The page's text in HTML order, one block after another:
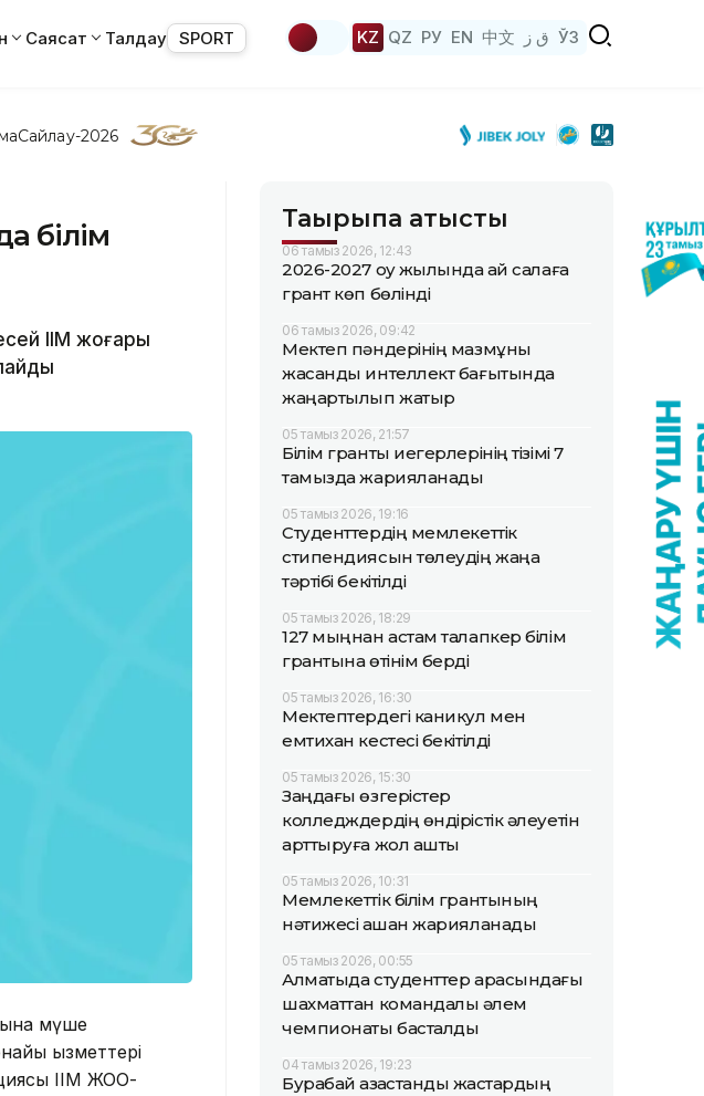
Саясат Талдау SPORT KZ QZ РУ EN 中文 ق ز ЎЗ
Сайлау-2026
білім
ІІМ жоғары
мүше
қызметтері
ІІМ ЖОО-
Тақырыпқа қатысты
06 тамыз 2026, 12:43
2026-2027 оқу жылында қай салаға
грант көп бөлінді
06 тамыз 2026, 09:42
Мектеп пәндерінің мазмұны
жасанды интеллект бағытында
жаңартылып жатыр
05 тамыз 2026, 21:57
Білім гранты иегерлерінің тізімі 7
тамызда жарияланады
05 тамыз 2026, 19:16
Студенттердің мемлекеттік
стипендиясын төлеудің жаңа
тәртібі бекітілді
05 тамыз 2026, 18:29
127 мыңнан астам талапкер білім
грантына өтінім берді
05 тамыз 2026, 16:30
Мектептердегі каникул мен
емтихан кестесі бекітілді
05 тамыз 2026, 15:30
Заңдағы өзгерістер
колледждердің өндірістік әлеуетін
арттыруға жол ашты
05 тамыз 2026, 10:31
Мемлекеттік білім грантының
нәтижесі қашан жарияланады
05 тамыз 2026, 00:55
Алматыда студенттер арасындағы
шахматтан командалық әлем
чемпионаты басталды
04 тамыз 2026, 19:23
Бурабай қазақстандық жастардың